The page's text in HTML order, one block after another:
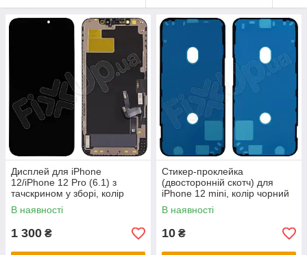
Дисплей для iPhone
12/iPhone 12 Pro (6.1) з
тачскрином у зборі, колір
чорний, Incell
В наявності
1 300 ₴
Стикер-проклейка
(двосторонній скотч) для
iPhone 12 mini, колір чорний
В наявності
10 ₴